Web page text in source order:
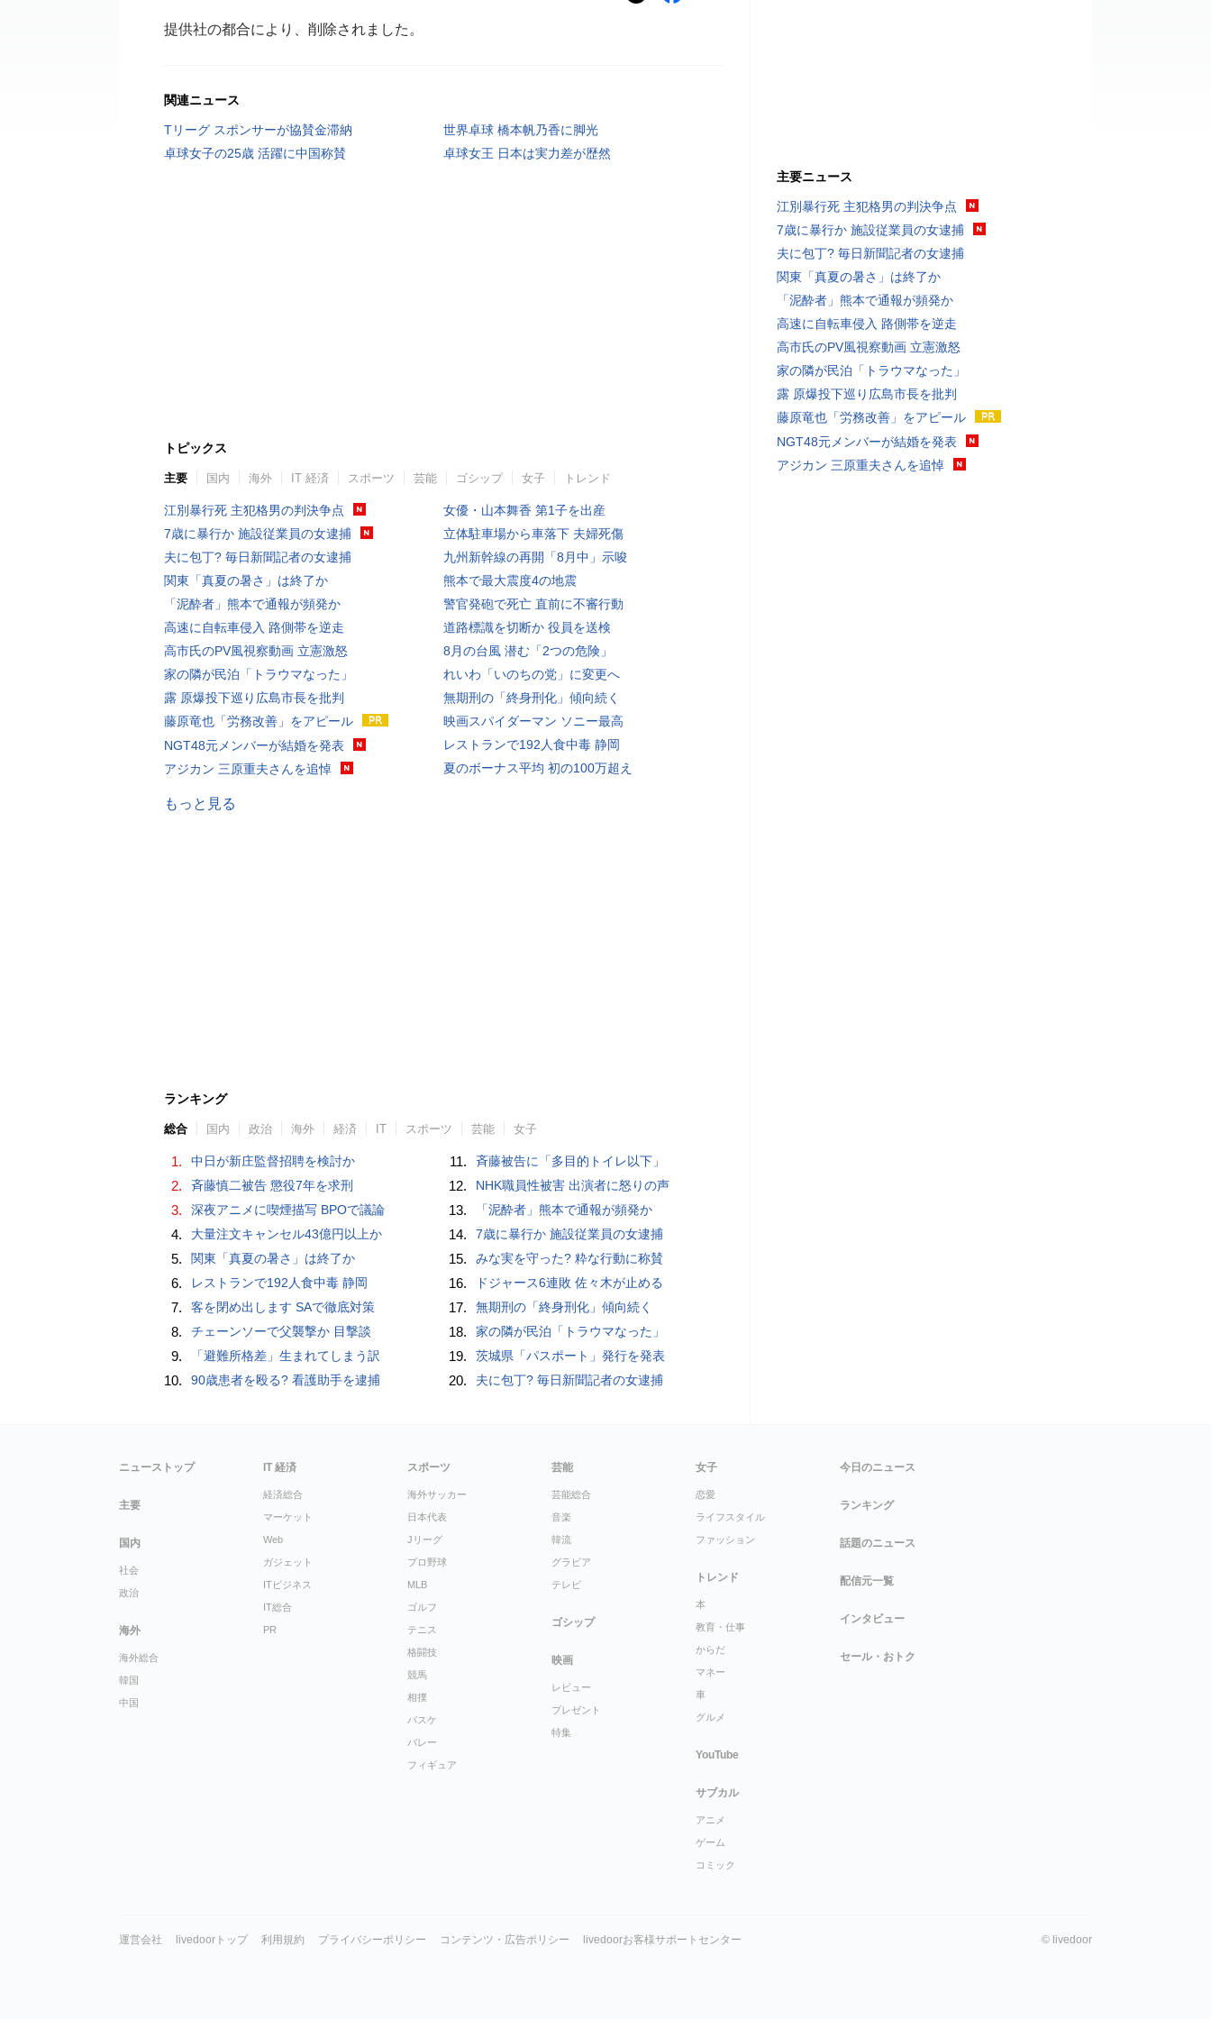
提供社の都合により、削除されました。
関連ニュース
Tリーグ スポンサーが協賛金滞納
世界卓球 橋本帆乃香に脚光
卓球女子の25歳 活躍に中国称賛
卓球女王 日本は実力差が歴然
トピックス
主要 国内 海外 IT 経済 スポーツ 芸能 ゴシップ 女子 トレンド
江別暴行死 主犯格男の判決争点
7歳に暴行か 施設従業員の女逮捕
夫に包丁? 毎日新聞記者の女逮捕
関東「真夏の暑さ」は終了か
「泥酔者」熊本で通報が頻発か
高速に自転車侵入 路側帯を逆走
高市氏のPV風視察動画 立憲激怒
家の隣が民泊「トラウマなった」
露 原爆投下巡り広島市長を批判
藤原竜也「労務改善」をアピール
NGT48元メンバーが結婚を発表
アジカン 三原重夫さんを追悼
女優・山本舞香 第1子を出産
立体駐車場から車落下 夫婦死傷
九州新幹線の再開「8月中」示唆
熊本で最大震度4の地震
警官発砲で死亡 直前に不審行動
道路標識を切断か 役員を送検
8月の台風 潜む「2つの危険」
れいわ「いのちの党」に変更へ
無期刑の「終身刑化」傾向続く
映画スパイダーマン ソニー最高
レストランで192人食中毒 静岡
夏のボーナス平均 初の100万超え
もっと見る
ランキング
総合 国内 政治 海外 経済 IT スポーツ 芸能 女子
1. 中日が新庄監督招聘を検討か
2. 斉藤慎二被告 懲役7年を求刑
3. 深夜アニメに喫煙描写 BPOで議論
4. 大量注文キャンセル43億円以上か
5. 関東「真夏の暑さ」は終了か
6. レストランで192人食中毒 静岡
7. 客を閉め出します SAで徹底対策
8. チェーンソーで父襲撃か 目撃談
9. 「避難所格差」生まれてしまう訳
10. 90歳患者を殴る? 看護助手を逮捕
11. 斉藤被告に「多目的トイレ以下」
12. NHK職員性被害 出演者に怒りの声
13. 「泥酔者」熊本で通報が頻発か
14. 7歳に暴行か 施設従業員の女逮捕
15. みな実を守った? 粋な行動に称賛
16. ドジャース6連敗 佐々木が止める
17. 無期刑の「終身刑化」傾向続く
18. 家の隣が民泊「トラウマなった」
19. 茨城県「パスポート」発行を発表
20. 夫に包丁? 毎日新聞記者の女逮捕
主要ニュース
江別暴行死 主犯格男の判決争点
7歳に暴行か 施設従業員の女逮捕
夫に包丁? 毎日新聞記者の女逮捕
関東「真夏の暑さ」は終了か
「泥酔者」熊本で通報が頻発か
高速に自転車侵入 路側帯を逆走
高市氏のPV風視察動画 立憲激怒
家の隣が民泊「トラウマなった」
露 原爆投下巡り広島市長を批判
藤原竜也「労務改善」をアピール
NGT48元メンバーが結婚を発表
アジカン 三原重夫さんを追悼
ニューストップ
主要
国内
社会
政治
海外
海外総合
韓国
中国
IT 経済
経済総合
マーケット
Web
ガジェット
ITビジネス
IT総合
PR
スポーツ
海外サッカー
日本代表
Jリーグ
プロ野球
MLB
ゴルフ
テニス
格闘技
競馬
相撲
バスケ
バレー
フィギュア
芸能
芸能総合
音楽
韓流
グラビア
テレビ
ゴシップ
映画
レビュー
プレゼント
特集
女子
恋愛
ライフスタイル
ファッション
トレンド
本
教育・仕事
からだ
マネー
車
グルメ
YouTube
サブカル
アニメ
ゲーム
コミック
今日のニュース
ランキング
話題のニュース
配信元一覧
インタビュー
セール・おトク
運営会社 livedoorトップ 利用規約 プライバシーポリシー コンテンツ・広告ポリシー livedoorお客様サポートセンター © livedoor